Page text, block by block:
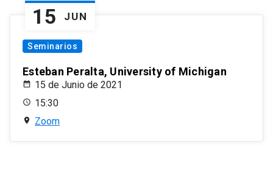
15 JUN
Seminarios
Esteban Peralta, University of Michigan
15 de Junio de 2021
15:30
Zoom